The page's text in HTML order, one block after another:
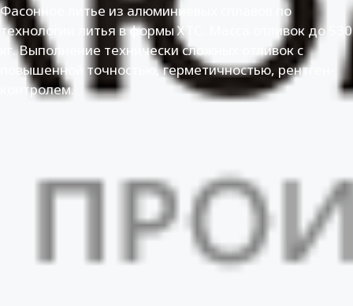
Фасонное литье из алюминиевых сплавов по
технологии литья в формы ХТС. Масса отливок до 530
кг. Выполнение технически сложных отливок с
повышенной точностью, герметичностью, рентген-
контролем.